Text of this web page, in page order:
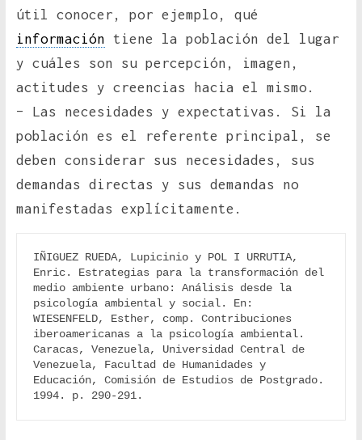
útil conocer, por ejemplo, qué
información tiene la población del lugar
y cuáles son su percepción, imagen,
actitudes y creencias hacia el mismo.
– Las necesidades y expectativas. Si la
población es el referente principal, se
deben considerar sus necesidades, sus
demandas directas y sus demandas no
manifestadas explícitamente.
IÑIGUEZ RUEDA, Lupicinio y POL I URRUTIA,
Enric. Estrategias para la transformación del
medio ambiente urbano: Análisis desde la
psicología ambiental y social. En:
WIESENFELD, Esther, comp. Contribuciones
iberoamericanas a la psicología ambiental.
Caracas, Venezuela, Universidad Central de
Venezuela, Facultad de Humanidades y
Educación, Comisión de Estudios de Postgrado.
1994. p. 290-291.